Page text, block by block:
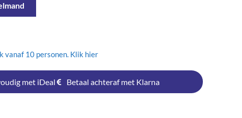
vanaf 10 personen. Klik hier
met iDeal Betaal achteraf met Klarna